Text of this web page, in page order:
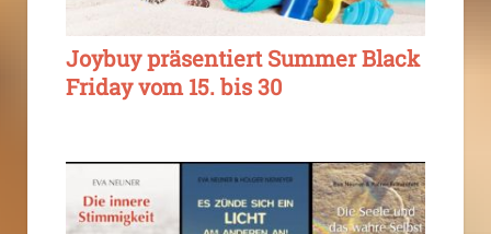
Joybuy präsentiert Summer Black
Friday vom 15. bis 30